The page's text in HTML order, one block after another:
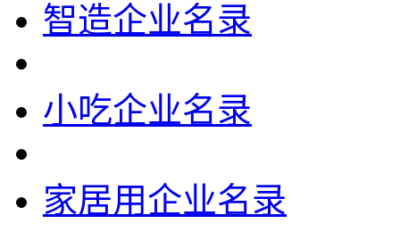
智造企业名录
小吃企业名录
家居用企业名录